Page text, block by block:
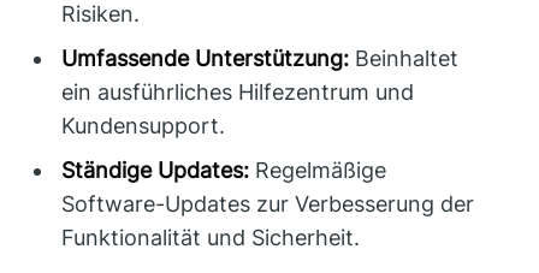
Risiken.
Umfassende Unterstützung: Beinhaltet
ein ausführliches Hilfezentrum und
Kundensupport.
Ständige Updates: Regelmäßige
Software-Updates zur Verbesserung der
Funktionalität und Sicherheit.